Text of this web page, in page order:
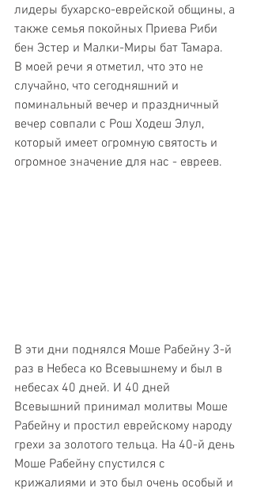
лидеры бухарско-еврейской общины, а
также семья покойных Приева Риби
бен Эстер и Малки-Миры бат Тамара.
В моей речи я отметил, что это не
случайно, что сегодняшний и
поминальный вечер и праздничный
вечер совпали с Рош Ходеш Элул,
который имеет огромную святость и
огромное значение для нас - евреев.
В эти дни поднялся Моше Рабейну 3-й
раз в Небеса ко Всевышнему и был в
небесах 40 дней. И 40 дней
Всевышний принимал молитвы Моше
Рабейну и простил еврейскому народу
грехи за золотого тельца. На 40-й день
Моше Рабейну спустился с
крижалиями и это был очень особый и